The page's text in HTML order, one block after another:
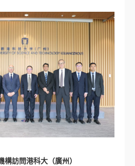
訪問港科大（廣州）